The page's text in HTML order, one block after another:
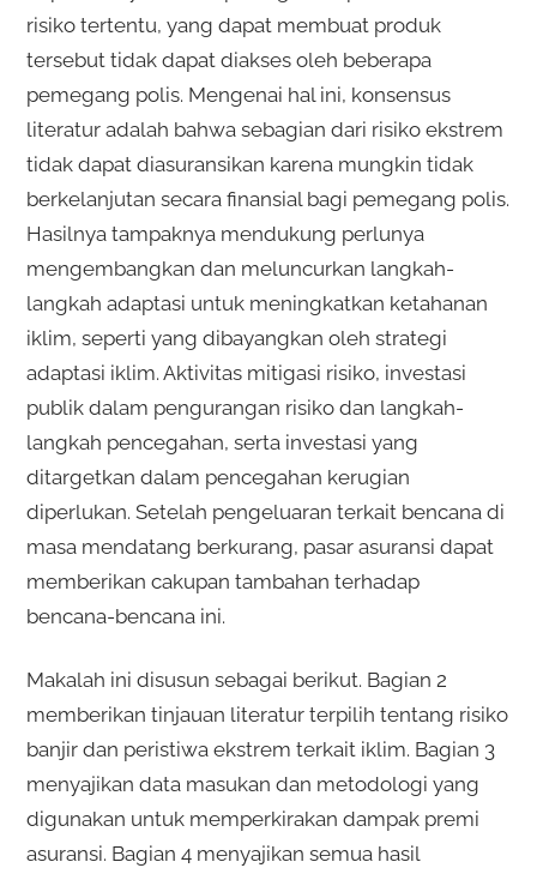
risiko tertentu, yang dapat membuat produk
tersebut tidak dapat diakses oleh beberapa
pemegang polis. Mengenai hal ini, konsensus
literatur adalah bahwa sebagian dari risiko ekstrem
tidak dapat diasuransikan karena mungkin tidak
berkelanjutan secara finansial bagi pemegang polis.
Hasilnya tampaknya mendukung perlunya
mengembangkan dan meluncurkan langkah-
langkah adaptasi untuk meningkatkan ketahanan
iklim, seperti yang dibayangkan oleh strategi
adaptasi iklim. Aktivitas mitigasi risiko, investasi
publik dalam pengurangan risiko dan langkah-
langkah pencegahan, serta investasi yang
ditargetkan dalam pencegahan kerugian
diperlukan. Setelah pengeluaran terkait bencana di
masa mendatang berkurang, pasar asuransi dapat
memberikan cakupan tambahan terhadap
bencana-bencana ini.
Makalah ini disusun sebagai berikut. Bagian 2
memberikan tinjauan literatur terpilih tentang risiko
banjir dan peristiwa ekstrem terkait iklim. Bagian 3
menyajikan data masukan dan metodologi yang
digunakan untuk memperkirakan dampak premi
asuransi. Bagian 4 menyajikan semua hasil